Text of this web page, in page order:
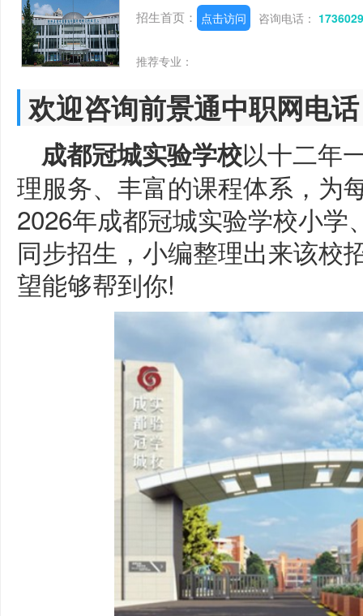
招生首页： 点击访问 咨询电话：
推荐专业：
欢迎咨询前景通中职网电
成都冠城实验学校以十二年
理服务、丰富的课程体系，为
2026年成都冠城实验学校小
同步招生，小编整理出来该校
望能够帮到你!